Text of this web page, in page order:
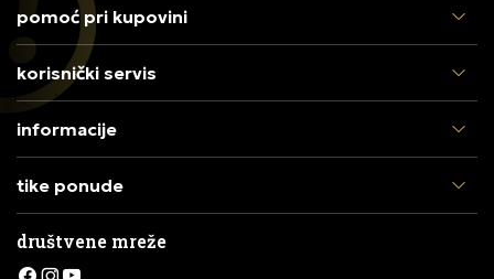
pomoć pri kupovini
korisnički servis
informacije
tike ponude
društvene mreže